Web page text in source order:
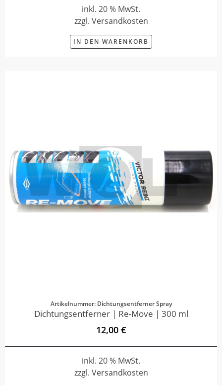
inkl. 20 % MwSt.
zzgl. Versandkosten
IN DEN WARENKORB
Artikelnummer: Dichtungsentferner Spray
Dichtungsentferner | Re-Move | 300 ml
12,00 €
inkl. 20 % MwSt.
zzgl. Versandkosten